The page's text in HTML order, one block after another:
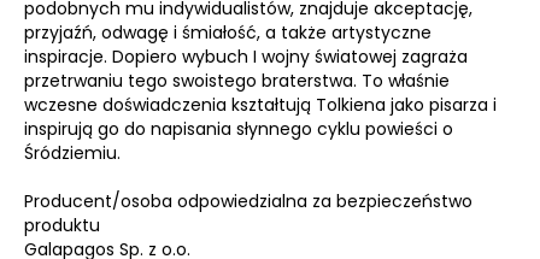
podobnych mu indywidualistów, znajduje akceptację,
przyjaźń, odwagę i śmiałość, a także artystyczne
inspiracje. Dopiero wybuch I wojny światowej zagraża
przetrwaniu tego swoistego braterstwa. To właśnie
wczesne doświadczenia kształtują Tolkiena jako pisarza i
inspirują go do napisania słynnego cyklu powieści o
Śródziemiu.
Producent/osoba odpowiedzialna za bezpieczeństwo
produktu
Galapagos Sp. z o.o.